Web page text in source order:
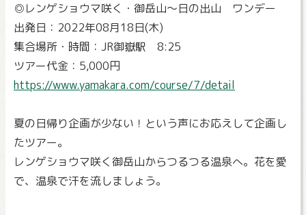
◎レンゲショウマ咲く・御岳山～日の出山 ワンデー
出発日：2022年08月18日(木)
集合場所・時間：JR御嶽駅 8:25
ツアー代金：5,000円
https://www.yamakara.com/course/7/detail
夏の日帰り企画が少ない！という声にお応えして企画し
たツアー。
レンゲショウマ咲く御岳山からつるつる温泉へ。花を愛
で、温泉で汗を流しましょう。